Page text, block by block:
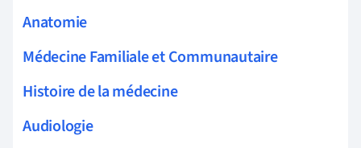
Anatomie
Médecine Familiale et Communautaire
Histoire de la médecine
Audiologie